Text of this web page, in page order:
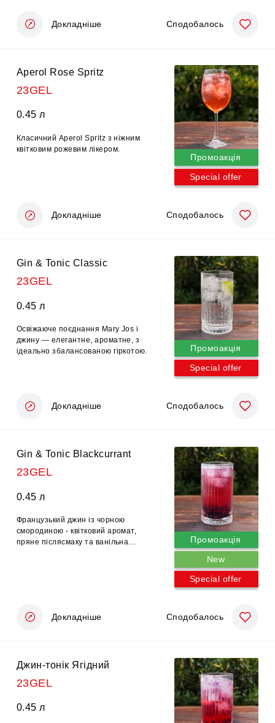
Докладніше Сподобалось
Aperol Rose Spritz
23GEL
0.45 л
Класичний Aperol Spritz з ніжним
квітковим рожевим лікером.
Промоакція
Special offer
Докладніше Сподобалось
Gin & Tonic Classic
23GEL
0.45 л
Освіжаюче поєднання Mary Jos і
джину — елегантне, ароматне, з
ідеально збалансованою гіркотою.
Промоакція
Special offer
Докладніше Сподобалось
Gin & Tonic Blackcurrant
23GEL
0.45 л
Французький джин із чорною
смородиною - квітковий аромат,
пряне післясмаку та ванільна
Промоакція
New
Special offer
Докладніше Сподобалось
Джин-тонік Ягідний
23GEL
0.45 л